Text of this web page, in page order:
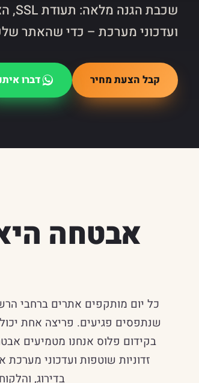
ועדכוני מערכת – כדי שהאתר
קבל הצעת מחיר דברו
אבטחה
כל יום מותקפים אתרים ברחבי
שנתפסים פגיעים. פריצה אחת
זדוניות שוטפות ועדכוני
בדירוג,